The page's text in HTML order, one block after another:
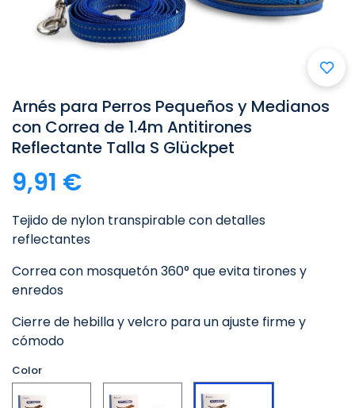

Arnés para Perros Pequeños y Medianos
con Correa de 1.4m Antitirones
Reflectante Talla S Glückpet
9,91 €
Tejido de nylon transpirable con detalles
reflectantes
Correa con mosquetón 360° que evita tirones y
enredos
Cierre de hebilla y velcro para un ajuste firme y
cómodo
Color
Negro Rojo Azul